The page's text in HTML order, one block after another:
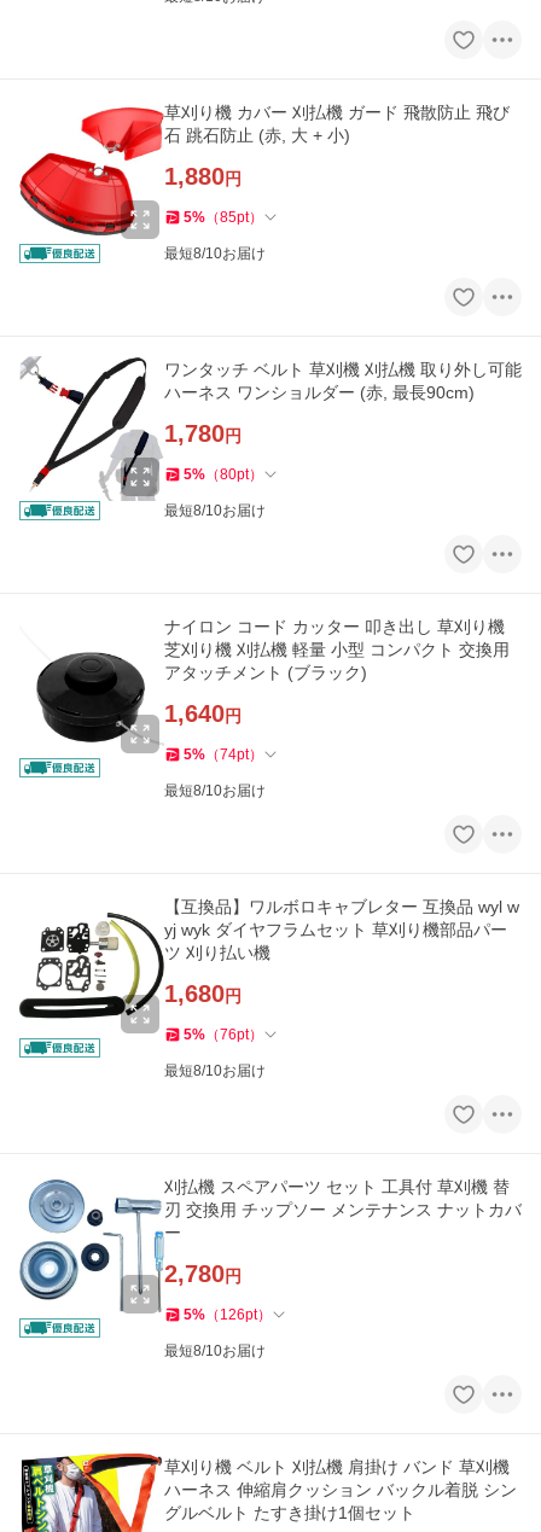
草刈り機 カバー 刈払機 ガード 飛散防止 飛び
石 跳石防止 (赤, 大 + 小)
1,880円
5% （85pt）
最短8/10お届け
ワンタッチ ベルト 草刈機 刈払機 取り外し可能
ハーネス ワンショルダー (赤, 最長90cm)
1,780円
5% （80pt）
最短8/10お届け
ナイロン コード カッター 叩き出し 草刈り機
芝刈り機 刈払機 軽量 小型 コンパクト 交換用
アタッチメント (ブラック)
1,640円
5% （74pt）
最短8/10お届け
【互換品】ワルボロキャブレター 互換品 wyl w
yj wyk ダイヤフラムセット 草刈り機部品パー
ツ 刈り払い機
1,680円
5% （76pt）
最短8/10お届け
刈払機 スペアパーツ セット 工具付 草刈機 替
刃 交換用 チップソー メンテナンス ナットカバ
ー
2,780円
5% （ 126pt）
最短8/10お届け
草刈り機 ベルト 刈払機 肩掛け バンド 草刈機
ハーネス 伸縮肩クッション バックル着脱 シン
グルベルト たすき掛け1個セット